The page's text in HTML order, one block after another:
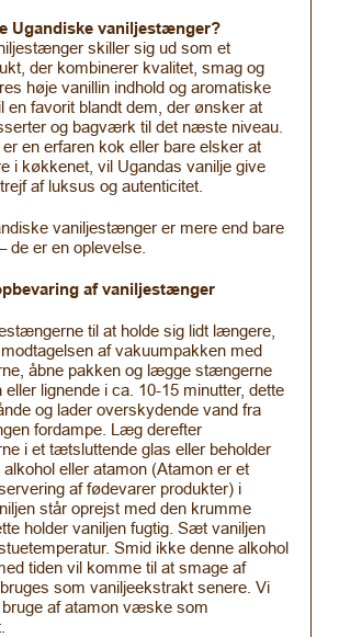
Ugandiske vaniljestænger?
skiller sig ud som et
der kombinerer kvalitet, smag og
høje vanillin indhold og aromatiske
en favorit blandt dem, der ønsker at
og bagværk til det næste niveau.
en erfaren kok eller bare elsker at
i køkkenet, vil Ugandas vanilje give
af luksus og autenticitet.
vaniljestænger er mere end bare
de er en oplevelse.
af vaniljestænger
til at holde sig lidt længere,
af vakuumpakken med
åbne pakken og lægge stængerne
eller lignende i ca. 10-15 minutter, dette
og lader overskydende vand fra
fordampe. Læg derefter
i et tætsluttende glas eller beholder
eller atamon (Atamon er et
af fødevarer produkter) i
står oprejst med den krumme
holder vaniljen fugtig. Sæt vaniljen
Smid ikke denne alkohol
tiden vil komme til at smage af
som vaniljeekstrakt senere. Vi
af atamon væske som